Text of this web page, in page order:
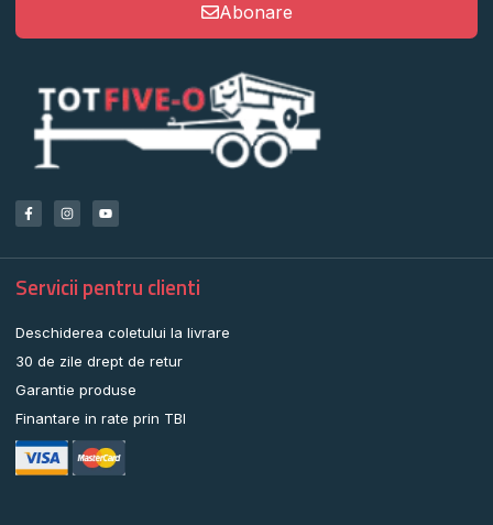
Abonare
Servicii pentru clienti
Deschiderea coletului la livrare
30 de zile drept de retur
Garantie produse
Finantare in rate prin TBI